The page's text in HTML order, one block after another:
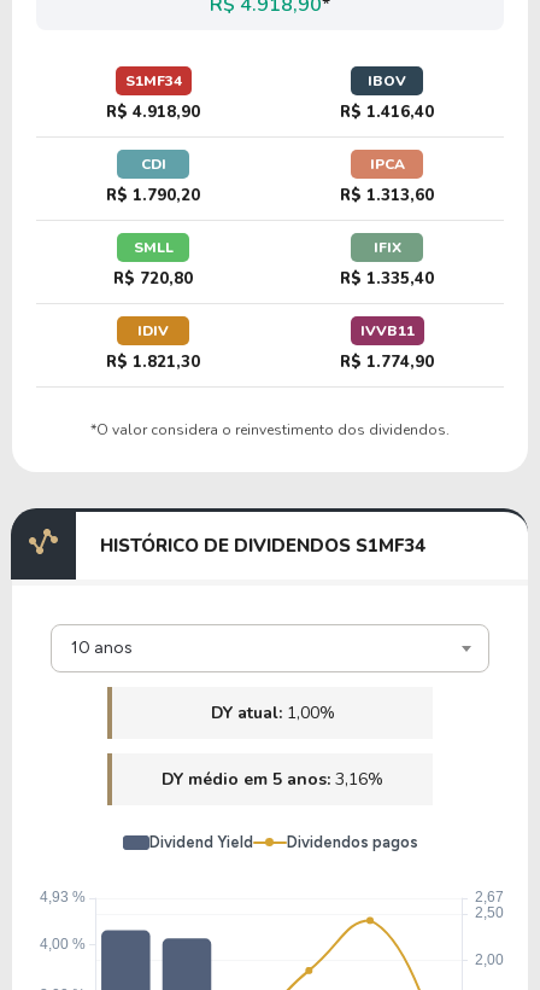
8,31 9,09%
12,00 12,03%
18,05 3,64 20,15% 0,76%
M1TB34
1,64%
S1MF34
R$ 4.918,90
IBOV
R$ 1.416,40
CDI
R$ 1.790,20
IPCA
R$ 1.313,60
SMLL
R$ 720,80
IFIX
R$ 1.335,40
IDIV
R$ 1.821,30
IVVB11
R$ 1.774,90
*O valor considera o reinvestimento dos dividendos.
HISTÓRICO DE DIVIDENDOS S1MF34
10 anos
DY atual: 1,00%
DY médio em 5 anos: 3,16%
Dividend Yield Dividendos pagos